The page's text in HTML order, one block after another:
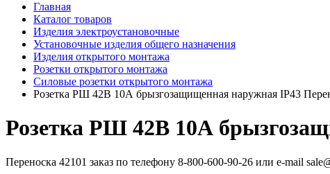
Главная
Каталог товаров
Изделия электроустановочные
Установочные изделия общего назначения
Изделия открытого монтажа
Розетки открытого монтажа
Силовые розетки открытого монтажа
Розетка РШ 42В 10А брызгозащищенная наружная IP43
Розетка РШ 42В 10А
Переноска 42101 заказ по телефону 8-800-600-90-26 или e-mail